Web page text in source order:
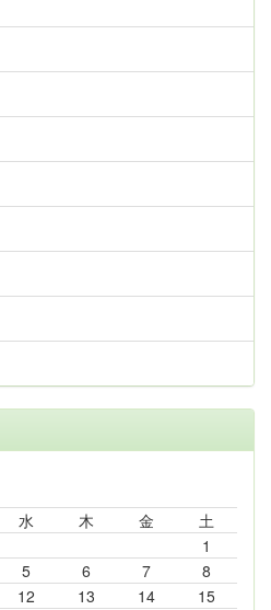
水 木 金
土
1
5 6 7
8
12 13 14 15